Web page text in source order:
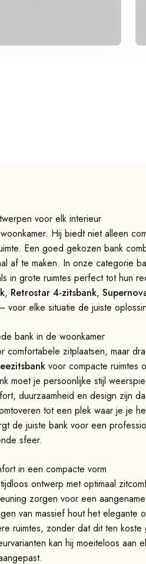
voor elk interieur
Hij biedt niet alleen
Een goed gekozen bank
af te maken. In onze categorie
in grote ruimtes perfect tot hun
, Retrostar 4-zitsbank,
voor elke situatie de juiste
bank in de woonkamer
zitplaatsen, maar
voor compacte ruimtes
moet je persoonlijke stijl
duurzaamheid en design zijn
tot een plek waar je je
de juiste bank voor een
sfeer.
in een compacte vorm
ontwerp met optimaal
zorgen voor een
van massief hout het elegante
ruimtes, zonder dat dit ten koste
kan hij moeiteloos aan